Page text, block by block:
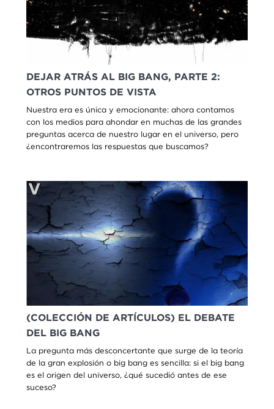
DEJAR ATRÁS AL BIG BANG, PARTE 2:
OTROS PUNTOS DE VISTA
Nuestra era es única y emocionante: ahora contamos
con los medios para ahondar en muchas de las grandes
preguntas acerca de nuestro lugar en el universo, pero
¿encontraremos las respuestas que buscamos?
(COLECCIÓN DE ARTÍCULOS) EL DEBATE
DEL BIG BANG
La pregunta más desconcertante que surge de la teoría
de la gran explosión o big bang es sencilla: si el big bang
es el origen del universo, ¿qué sucedió antes de ese
suceso?